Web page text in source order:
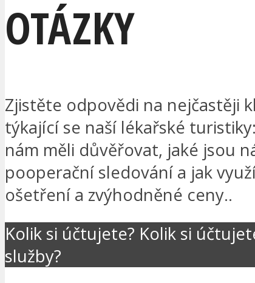
OTÁZKY
Zjistěte odpovědi na nejčastěji
týkající se naší lékařské
nám měli důvěřovat, jaké jsou
pooperační sledování a jak
ošetření a zvýhodněné ceny..
Kolik si účtujete? Kolik si
služby?